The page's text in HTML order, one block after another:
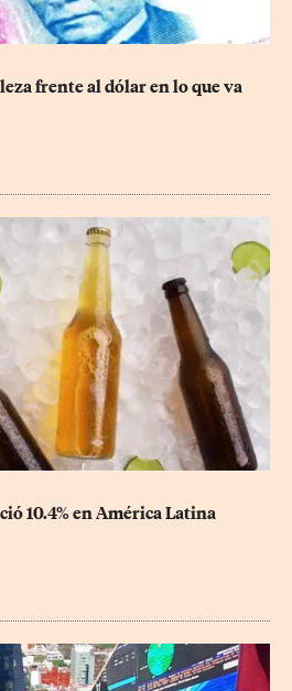
frente al dólar en lo que va
10.4% en América Latina